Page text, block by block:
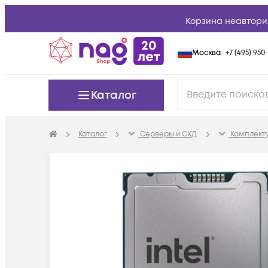
Корзина
Москва +7 (495) 950-
Каталог
Каталог Серверы и СХД